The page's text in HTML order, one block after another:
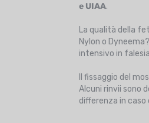
e UIAA.
La qualità della
Nylon o
intensivo in
Il fissaggio del
Alcuni rinvii sono
differenza in